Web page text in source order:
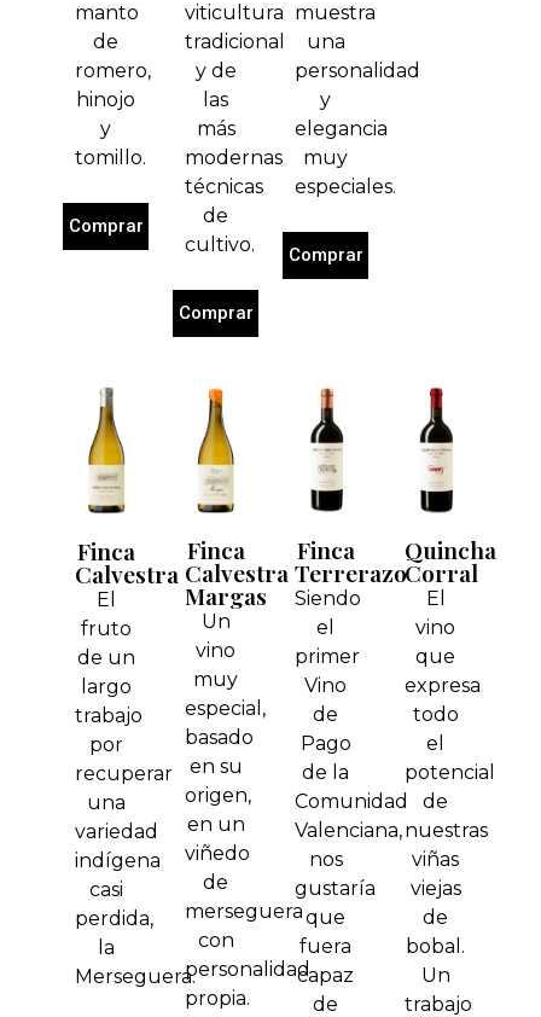
manto
de
romero,
hinojo
y
tomillo.
Comprar
viticultura
tradicional
y de
las
más
modernas
técnicas
de
cultivo.
Comprar
muestra
una
personalidad
y
elegancia
muy
especiales.
Comprar
Finca
Calvestra
El
fruto
de un
largo
trabajo
por
recuperar
una
variedad
indígena
casi
perdida,
la
Merseguera.
Finca
Calvestra
Margas
Un
vino
muy
especial,
basado
en su
origen,
en un
viñedo
de
merseguera
con
personalidad
propia.
Finca
Terrerazo
Siendo
el
primer
Vino
de
Pago
de la
Comunidad
Valenciana,
nos
gustaría
que
fuera
capaz
de
Quincha
Corral
El
vino
que
expresa
todo
el
potencial
de
nuestras
viñas
viejas
de
bobal.
Un
trabajo